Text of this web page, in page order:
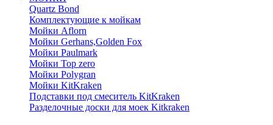
Quartz Bond
Комплектующие к мойкам
Мойки Aflorn
Мойки Gerhans,Golden Fox
Мойки Paulmark
Мойки Top zero
Мойки Polygran
Мойки KitKraken
Подставки под смеситель KitKraken
Разделочные доски для моек Kitkraken